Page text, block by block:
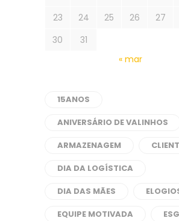
23
24 25 26 27
30
31
« mar
15ANOS
ANIVERSÁRIO DE VALINHOS
ARMAZENAGEM
DIA DA LOGÍSTICA
DIA DAS MÃES
EQUIPE MOTIVADA
ESG